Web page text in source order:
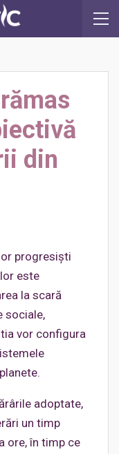
din
progresiști
este
la scară
sociale,
vor configura
adoptate,
un timp
ore, în timp ce